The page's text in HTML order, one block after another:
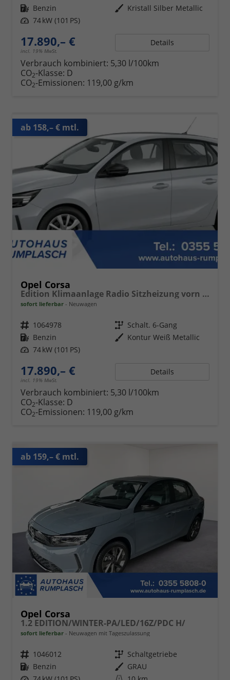
Kraftstoff Benzin Außenfarbe Kristall Silber Metallic
Leistung 74 kW (101 PS)
17.890,– €
incl. 19% MwSt.
Details
Verbrauch kombiniert: 5,30 l/100km
CO2-Klasse: D
CO2-Emissionen: 119,00 g/km
ab 158,– € mtl.
Opel Corsa
Edition Klimaanlage Radio Sitzheizung vorn PDC hinten ECO-LED-Scheinwerfer
sofort lieferbar Neuwagen
Fahrzeugnr. 1064978 Getriebe Schalt. 6-Gang
Kraftstoff Benzin Außenfarbe Kontur Weiß Metallic
Leistung 74 kW (101 PS)
17.890,– €
incl. 19% MwSt.
Details
Verbrauch kombiniert: 5,30 l/100km
CO2-Klasse: D
CO2-Emissionen: 119,00 g/km
ab 159,– € mtl.
Opel Corsa
1.2 EDITION/WINTER-PA/LED/16Z/PDC H/
sofort lieferbar Neuwagen mit Tageszulassung
Fahrzeugnr. 1046012 Getriebe Schaltgetriebe
Kraftstoff Benzin Außenfarbe GRAU